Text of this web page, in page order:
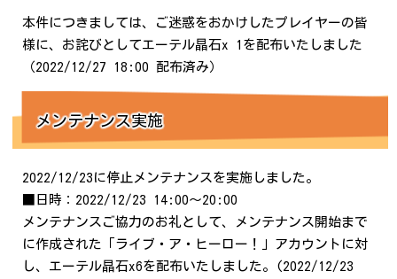
本件につきましては、ご迷惑をおかけしたプレイヤーの皆
様に、お詫びとしてエーテル晶石x 1を配布いたしました
（2022/12/27 18:00 配布済み）
メンテナンス実施
2022/12/23に停止メンテナンスを実施しました。
■日時：2022/12/23 14:00～20:00
メンテナンスご協力のお礼として、メンテナンス開始まで
に作成された「ライブ・ア・ヒーロー！」アカウントに対
し、エーテル晶石x6を配布いたしました。(2022/12/23